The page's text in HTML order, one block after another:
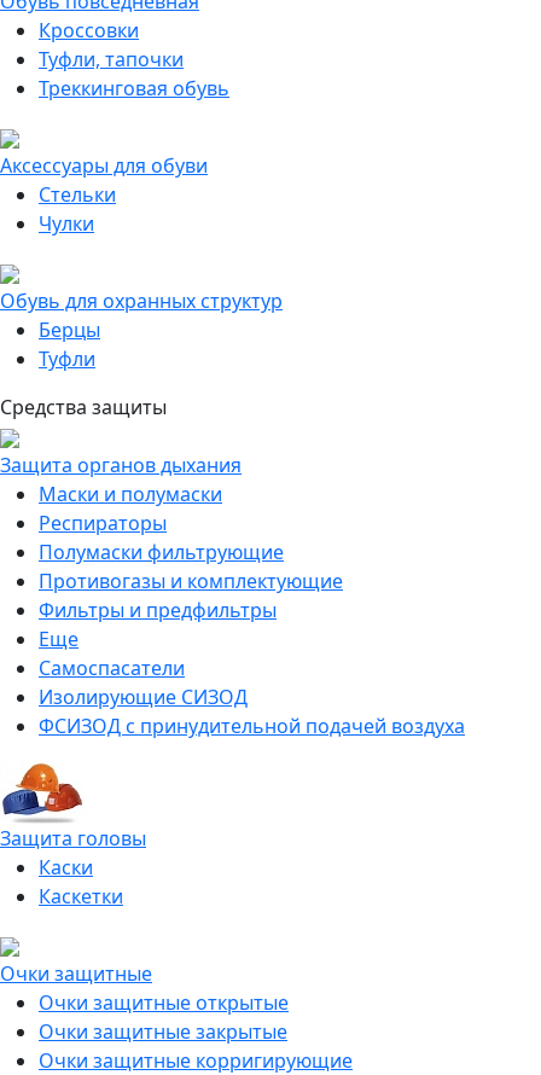
Кроссовки
Туфли, тапочки
Треккинговая обувь
Аксессуары для обуви
Стельки
Чулки
Обувь для охранных структур
Берцы
Туфли
Средства защиты
Защита органов дыхания
Маски и полумаски
Респираторы
Полумаски фильтрующие
Противогазы и комплектующие
Фильтры и предфильтры
Еще
Самоспасатели
Изолирующие СИЗОД
ФСИЗОД с принудительной подачей воздуха
Защита головы
Каски
Каскетки
Очки защитные
Очки защитные открытые
Очки защитные закрытые
Очки защитные корригирующие